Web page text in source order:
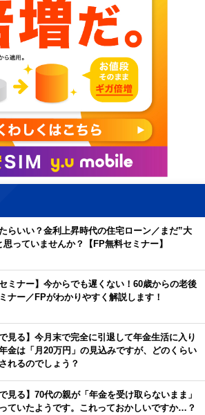
らいい？金利上昇時代の住宅ローン／まだ”大
思っていませんか？【FP無料セミナー】
セミナー】今からでも遅くない！60歳からの老後
ナー／FPがわかりやすく解説します！
で見る】今月末で完全に引退して年金生活に入り
金は「月20万円」の見込みですが、どのくらい
れるのでしょう？
で見る】70代の親が「年金を受け取らないまま」
ていたようです。これっておかしいですか…？